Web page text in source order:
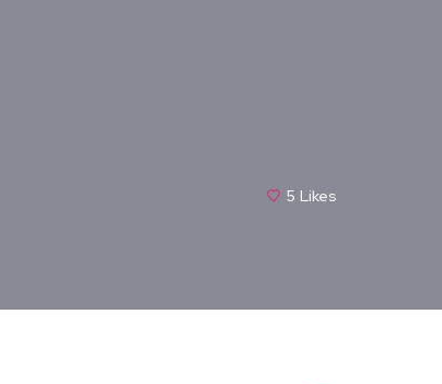
5 Likes